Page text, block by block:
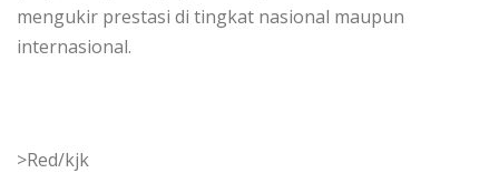
mengukir prestasi di tingkat nasional maupun
internasional.
>Red/kjk